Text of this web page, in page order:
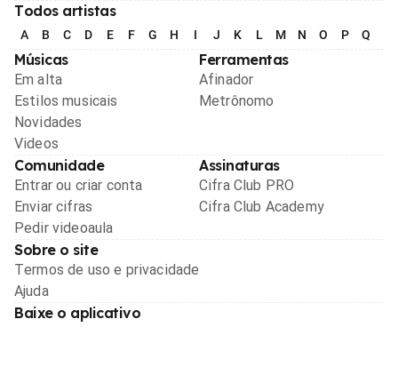
Todos artistas
A B C D E F G H I J K L M N O P Q
Músicas
Em alta
Estilos musicais
Novidades
Videos
Ferramentas
Afinador
Metrônomo
Comunidade
Entrar ou criar conta
Enviar cifras
Pedir videoaula
Assinaturas
Cifra Club PRO
Cifra Club Academy
Sobre o site
Termos de uso e privacidade
Ajuda
Baixe o aplicativo